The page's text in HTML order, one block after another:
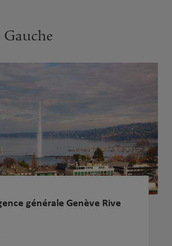
Gauche
générale Genève Rive